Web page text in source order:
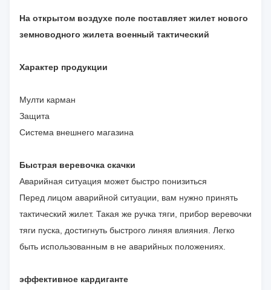
На открытом воздухе поле поставляет жилет нового
земноводного жилета военный тактический
Характер продукции
Мулти карман
Защита
Система внешнего магазина
Быстрая веревочка скачки
Аварийная ситуация может быстро понизиться
Перед лицом аварийной ситуации, вам нужно принять
тактический жилет. Такая же ручка тяги, прибор веревочки
тяги пуска, достигнуть быстрого линяя влияния. Легко
быть использованным в не аварийных положениях.
эффективное кардиганте